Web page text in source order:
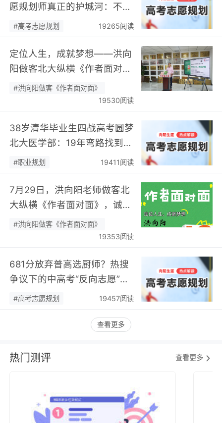
愿规划师真正的护城河：不靠
数据，靠“人”…
#高考志愿规划 19265阅读
定位人生，成就梦想——洪向
阳做客北大纵横《作者面对
面》开展职业规划专题分享…
#洪向阳做客《作者面对面》
19530阅读
38岁清华毕业生四战高考圆梦
北大医学部：19年弯路找到终
身热爱，可幸又可惜！…
#职业规划 19411阅读
7月29日，洪向阳老师做客北
大纵横《作者面对面》，诚邀
您现场相聚！…
#洪向阳做客《作者面对面》
19353阅读
681分放弃普高选厨师？热搜
争议下的中高考“反向志愿”
潮，藏着职业规划新逻辑…
#高考志愿规划 19457阅读
查看更多
热门测评 查看更多